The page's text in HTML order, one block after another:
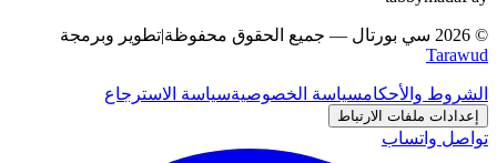
©
2026 سي بورتال — جميع الحقوق محفوظة|تطوير وبرمجة
Tarawud
الشروط والأحكامسياسة الخصوصيةسياسة الاسترجاع
إعدادات ملفات الارتباط
تواصل واتساب